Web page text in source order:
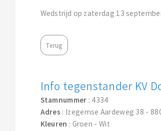
Wedstrijd op zaterdag 13
Terug
Info tegenstander KV
Stamnummer : 4334
Adres : Izegemse Aardeweg 38 -
Kleuren : Groen - Wit